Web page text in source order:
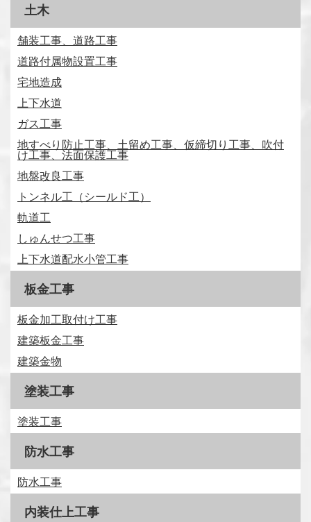
土木
舗装工事、道路工事
道路付属物設置工事
宅地造成
上下水道
ガス工事
地すべり防止工事、土留め工事、仮締切り工事、吹付
け工事、法面保護工事
地盤改良工事
トンネル工（シールド工）
軌道工
しゅんせつ工事
上下水道配水小管工事
板金工事
板金加工取付け工事
建築板金工事
建築金物
塗装工事
塗装工事
防水工事
防水工事
内装仕上工事